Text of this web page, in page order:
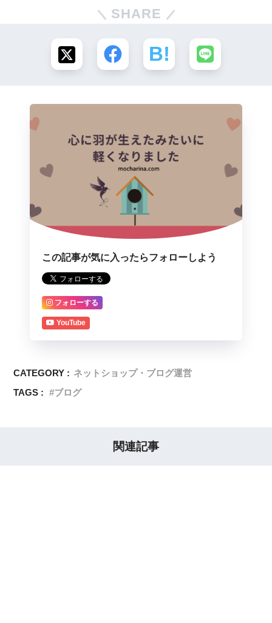
SHARE
この記事が気に入ったらフォローしよう
フォローする
YouTube
CATEGORY : ネットショップ・ブログ運営
TAGS :
ブログ
関連記事